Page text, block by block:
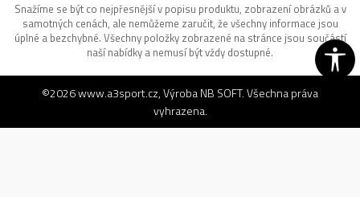
Snažíme se být co nejpřesnější v popisu produktu, zobrazení obrázků a v
samotných cenách, ale nemůžeme zaručit, že všechny informace jsou
úplné a bezchybné. Všechny položky zobrazené na stránce jsou součástí
naší nabídky a nemusí být vždy dostupné.
©2026www.a3sport.cz, VýrobaNB SOFT. Všechna práva
vyhrazena.